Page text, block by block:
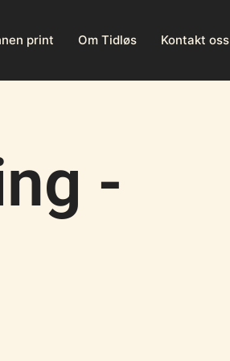
print Om Tidløs Kontakt oss
-